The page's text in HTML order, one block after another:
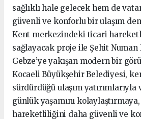
sağlıklı hale gelecek hem de
güvenli ve konforlu bir ulaşım
Kent merkezindeki ticari
sağlayacak proje ile Şehit Numan
Gebze’ye yakışan modern bir
Kocaeli Büyükşehir Belediyesi,
sürdürdüğü ulaşım yatırımlarıyla
günlük yaşamını
hareketliliğini daha güvenli ve